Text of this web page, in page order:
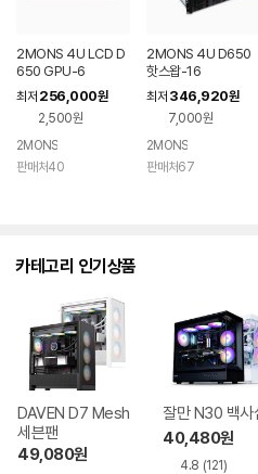
2MONS 4U LCD D
650 GPU-6
최저 256,000원
2,500원
2MONS
판매처40
2MONS 4U D650
핫스왑-16
최저 346,920원
7,000원
2MONS
판매처67
카테고리 인기상품
DAVEN D7 Mesh
세븐팬
49,080원
잘만 N30 백사
40,480원
4.8 (121)